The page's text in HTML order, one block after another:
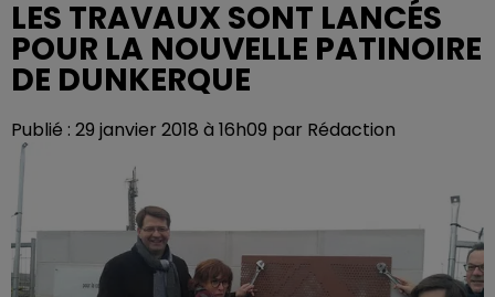
LES TRAVAUX SONT LANCÉS
POUR LA NOUVELLE PATINOIRE
DE DUNKERQUE
Publié : 29 janvier 2018 à 16h09 par Rédaction